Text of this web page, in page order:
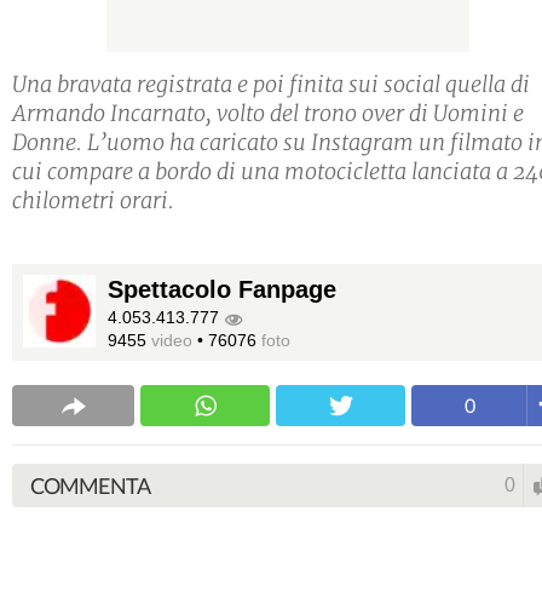
Una bravata registrata e poi finita sui social quella di
Armando Incarnato, volto del trono over di Uomini e
Donne. L’uomo ha caricato su Instagram un filmato
cui compare a bordo di una motocicletta lanciata a
chilometri orari.
Spettacolo Fanpage
4.053.413.777
9455 video • 76076 foto
0
COMMENTA 0